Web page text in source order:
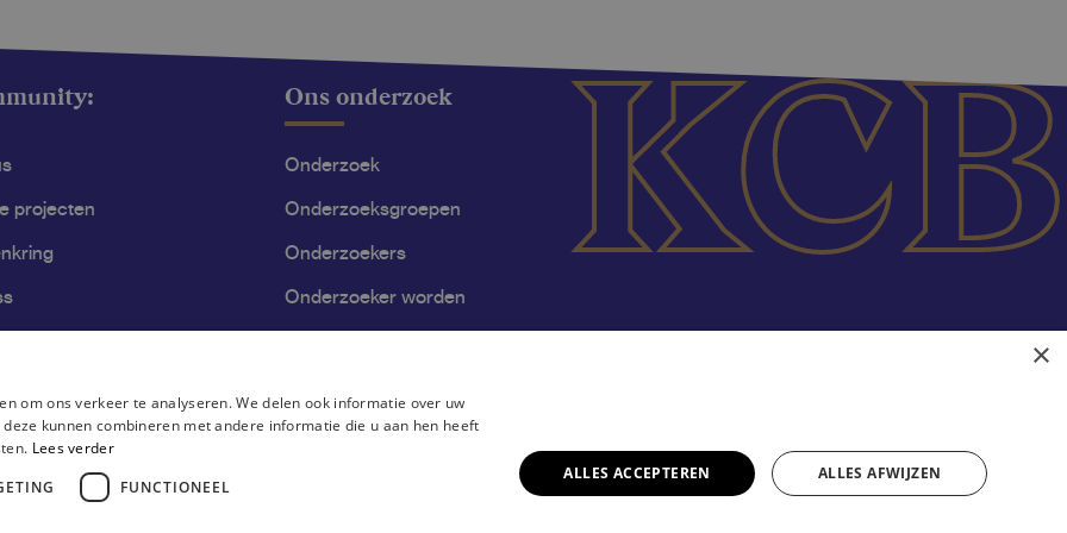
projecten
Ons onderzoek
Onderzoek
Onderzoeksgroepen
Onderzoekers
Onderzoeker worden
×
om ons verkeer te analyseren. We delen ook informatie over uw
kunnen combineren met andere informatie die u aan hen heeft
Lees verder
FUNCTIONEEL
ALLES ACCEPTEREN ALLES AFWIJZEN